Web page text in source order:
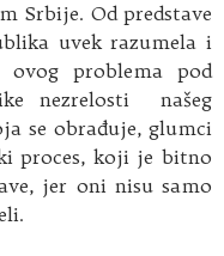
Srbije. Od predstave
uvek razumela i
ovog problema pod
nezrelosti našeg
se obrađuje, glumci
proces, koji je bitno
jer oni nisu samo